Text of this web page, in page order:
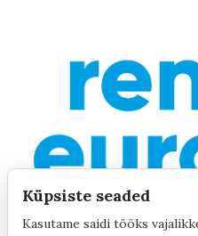
Küpsiste seaded
Kasutame saidi tööks